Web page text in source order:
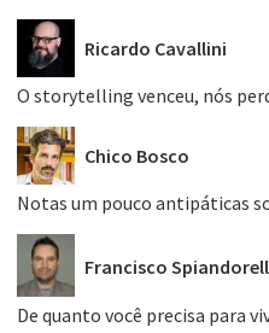
Ricardo Cavallini
O storytelling venceu, nós
Chico Bosco
Notas um pouco antipáticas
Francisco
De quanto você precisa para